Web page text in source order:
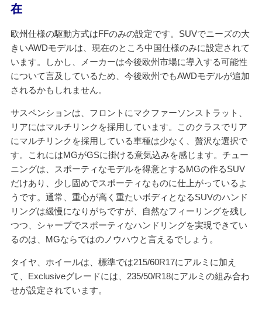
在
欧州仕様の駆動方式はFFのみの設定です。SUVでニーズの大
きいAWDモデルは、現在のところ中国仕様のみに設定されて
います。しかし、メーカーは今後欧州市場に導入する可能性
について言及しているため、今後欧州でもAWDモデルが追加
されるかもしれません。
サスペンションは、フロントにマクファーソンストラット、
リアにはマルチリンクを採用しています。このクラスでリア
にマルチリンクを採用している車種は少なく、贅沢な選択で
す。これにはMGがGSに掛ける意気込みを感じます。チュー
ニングは、スポーティなモデルを得意とするMGの作るSUV
だけあり、少し固めでスポーティなものに仕上がっているよ
うです。通常、重心が高く重たいボディとなるSUVのハンド
リングは緩慢になりがちですが、自然なフィーリングを残し
つつ、シャープでスポーティなハンドリングを実現できてい
るのは、MGならではのノウハウと言えるでしょう。
タイヤ、ホイールは、標準では215/60R17にアルミに加え
て、Exclusiveグレードには、235/50/R18にアルミの組み合わ
せが設定されています。